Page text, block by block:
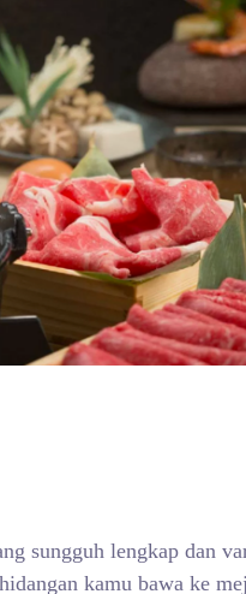
sungguh lengkap dan
kamu bawa ke